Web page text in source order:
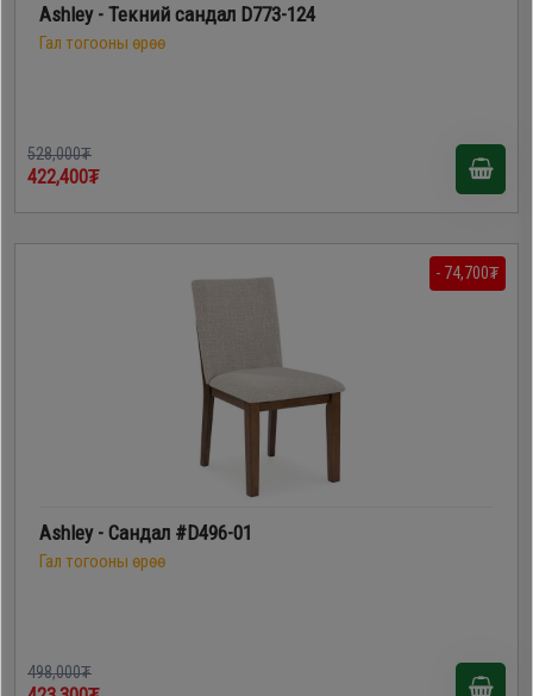
Ashley - Текний сандал D773-124
Гал тогооны өрөө
528,000₮
422,400₮
- 74,700₮
Ashley - Сандал #D496-01
Гал тогооны өрөө
498,000₮